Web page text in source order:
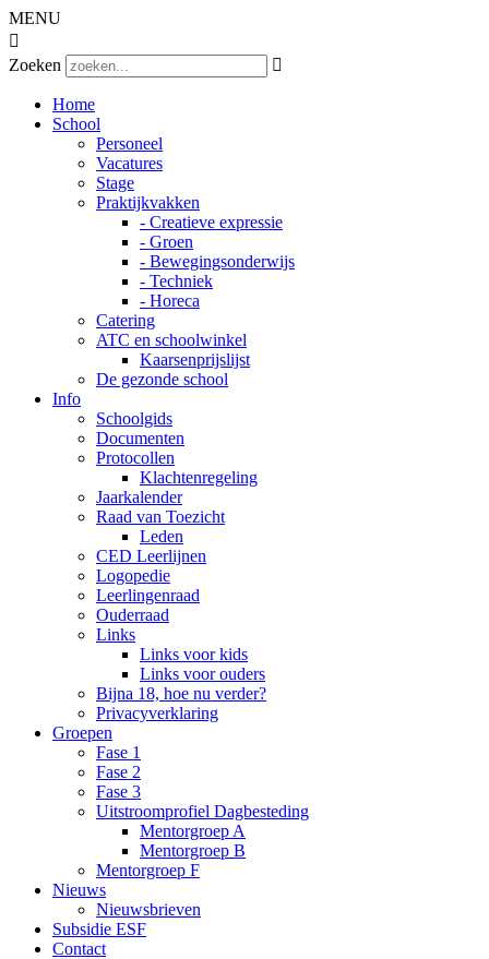
MENU

Zoeken

Home
School
Personeel
Vacatures
Stage
Praktijkvakken
- Creatieve expressie
- Groen
- Bewegingsonderwijs
- Techniek
- Horeca
Catering
ATC en schoolwinkel
Kaarsenprijslijst
De gezonde school
Info
Schoolgids
Documenten
Protocollen
Klachtenregeling
Jaarkalender
Raad van Toezicht
Leden
CED Leerlijnen
Logopedie
Leerlingenraad
Ouderraad
Links
Links voor kids
Links voor ouders
Bijna 18, hoe nu verder?
Privacyverklaring
Groepen
Fase 1
Fase 2
Fase 3
Uitstroomprofiel Dagbesteding
Mentorgroep A
Mentorgroep B
Mentorgroep F
Nieuws
Nieuwsbrieven
Subsidie ESF
Contact